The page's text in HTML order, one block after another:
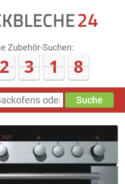
Zubehör-Suchen:
3 1 8
Suche